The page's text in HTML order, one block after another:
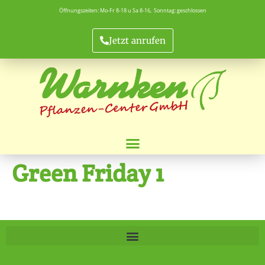
Öffnungszeiten: Mo-Fr 8-18 u Sa 8-16, Sonntag: geschlossen
Jetzt anrufen
Green Friday 1